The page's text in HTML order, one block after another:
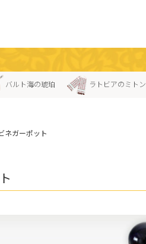
バルト海の琥珀 ラトビアのミトン
ネガーポット